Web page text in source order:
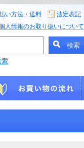
い方法・送料
法定表記
人情報のお取り扱いについて